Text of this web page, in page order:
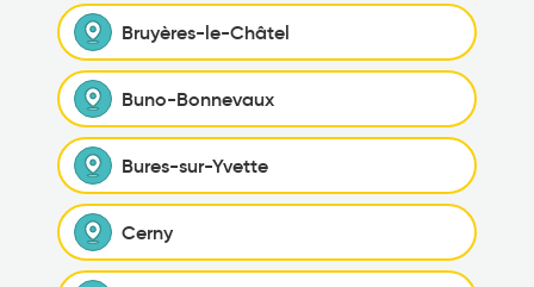
Bruyères-le-Châtel
Buno-Bonnevaux
Bures-sur-Yvette
Cerny